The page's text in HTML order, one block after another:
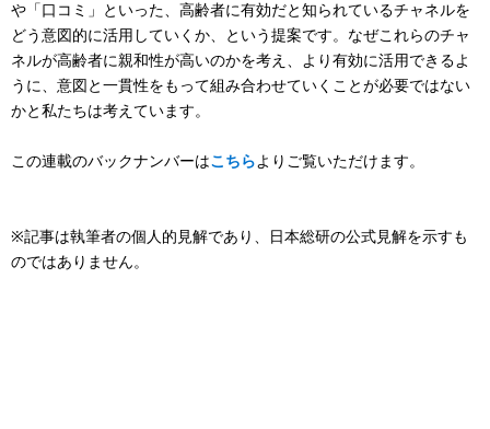
や「口コミ」といった、高齢者に有効だと知られているチャネルを
どう意図的に活用していくか、という提案です。なぜこれらのチャ
ネルが高齢者に親和性が高いのかを考え、より有効に活用できるよ
うに、意図と一貫性をもって組み合わせていくことが必要ではない
かと私たちは考えています。
この連載のバックナンバーはこちらよりご覧いただけます。
※記事は執筆者の個人的見解であり、日本総研の公式見解を示すも
のではありません。